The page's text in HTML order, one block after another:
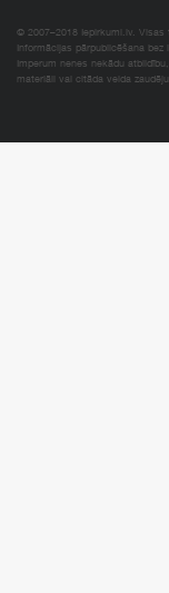
© 2007–2018 Iepirkumi.lv. Visas
Informācijas pārpublicēšana
Imperum nenes nekādu
materiāli vai citāda veida